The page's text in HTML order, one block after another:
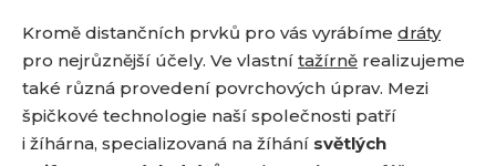
Kromě distančních prvků pro vás vyrábíme dráty
pro nejrůznější účely. Ve vlastní tažírně realizujeme
také různá provedení povrchových úprav. Mezi
špičkové technologie naší společnosti patří
i žíhárna, specializovaná na žíhání světlých